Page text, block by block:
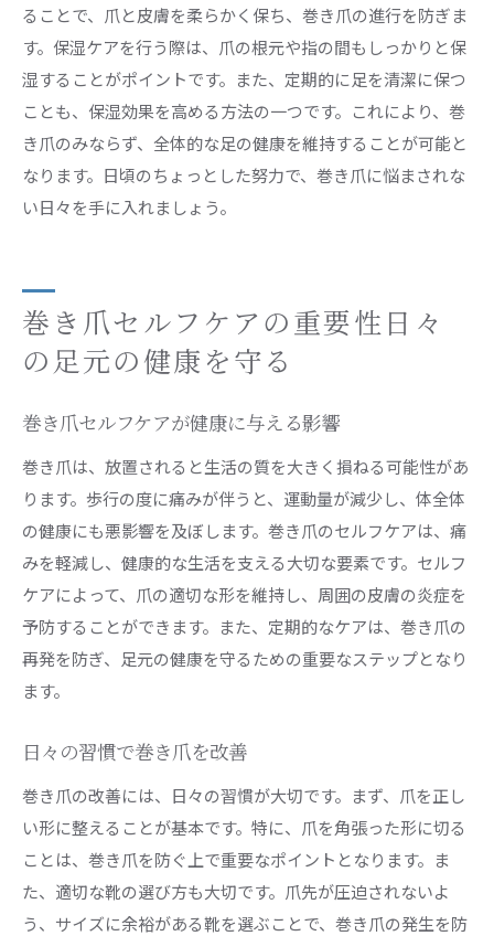
ることで、爪と皮膚を柔らかく保ち、巻き爪の進行を防ぎま
す。保湿ケアを行う際は、爪の根元や指の間もしっかりと保
湿することがポイントです。また、定期的に足を清潔に保つ
ことも、保湿効果を高める方法の一つです。これにより、巻
き爪のみならず、全体的な足の健康を維持することが可能と
なります。日頃のちょっとした努力で、巻き爪に悩まされな
い日々を手に入れましょう。
巻き爪セルフケアの重要性日々
の足元の健康を守る
巻き爪セルフケアが健康に与える影響
巻き爪は、放置されると生活の質を大きく損ねる可能性があ
ります。歩行の度に痛みが伴うと、運動量が減少し、体全体
の健康にも悪影響を及ぼします。巻き爪のセルフケアは、痛
みを軽減し、健康的な生活を支える大切な要素です。セルフ
ケアによって、爪の適切な形を維持し、周囲の皮膚の炎症を
予防することができます。また、定期的なケアは、巻き爪の
再発を防ぎ、足元の健康を守るための重要なステップとなり
ます。
日々の習慣で巻き爪を改善
巻き爪の改善には、日々の習慣が大切です。まず、爪を正し
い形に整えることが基本です。特に、爪を角張った形に切る
ことは、巻き爪を防ぐ上で重要なポイントとなります。ま
た、適切な靴の選び方も大切です。爪先が圧迫されないよ
う、サイズに余裕がある靴を選ぶことで、巻き爪の発生を防